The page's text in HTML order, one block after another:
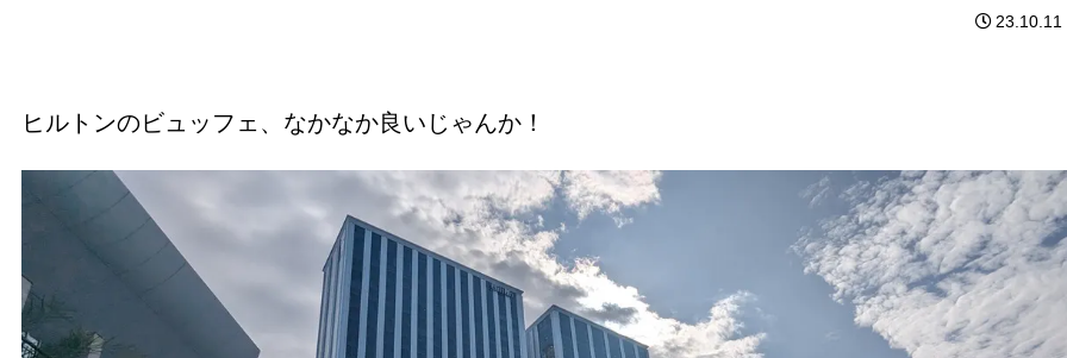
23.10.11
ヒルトンのビュッフェ、なかなか良いじゃんか！